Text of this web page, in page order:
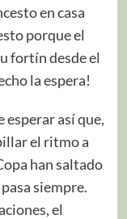
en casa
porque el
fortín desde el
la espera!
esperar así que,
el ritmo a
han saltado
siempre.
el